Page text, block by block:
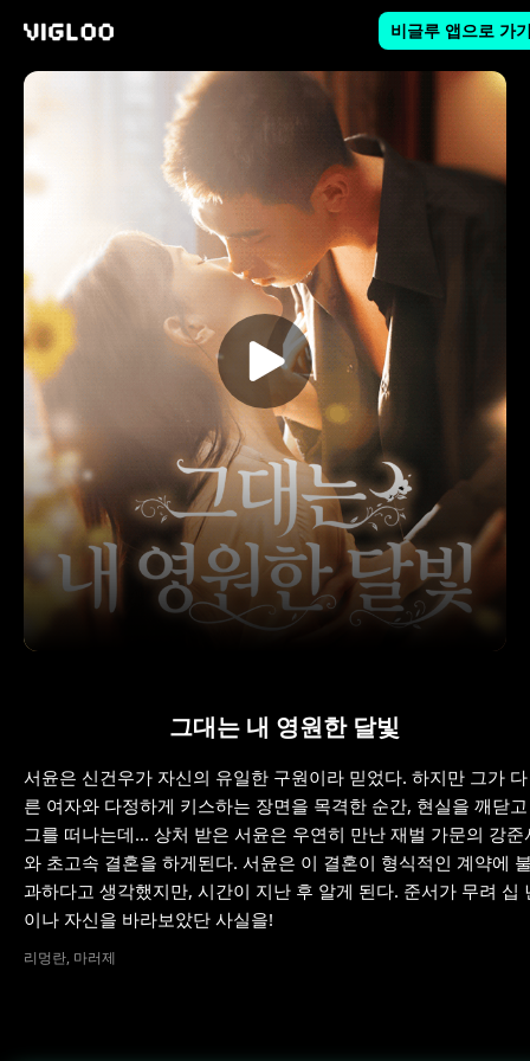
비글루 앱으로 가
그대는 내 영원한 달빛
서윤은 신건우가 자신의 유일한 구원이라 믿었다. 하지만 그가 다
른 여자와 다정하게 키스하는 장면을 목격한 순간, 현실을 깨닫고
그를 떠나는데... 상처 받은 서윤은 우연히 만난 재벌 가문의 강준
와 초고속 결혼을 하게된다. 서윤은 이 결혼이 형식적인 계약에
과하다고 생각했지만, 시간이 지난 후 알게 된다. 준서가 무려 십
이나 자신을 바라보았단 사실을!
리멍란, 마러제